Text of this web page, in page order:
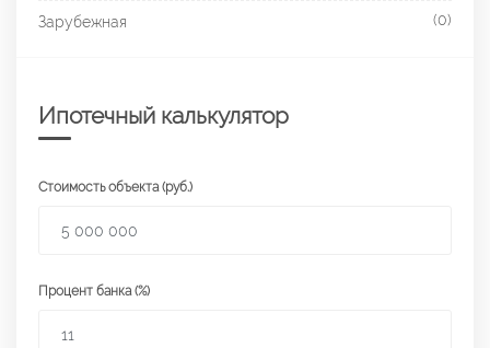
Зарубежная (0)
Ипотечный калькулятор
Стоимость объекта (руб.)
Процент банка (%)